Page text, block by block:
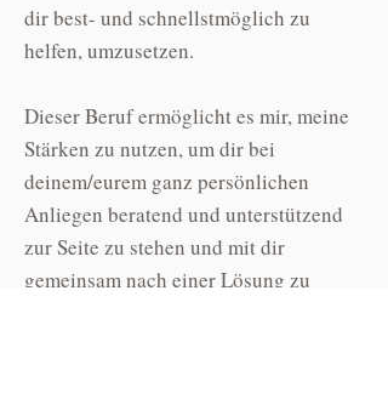
dir best- und schnellstmöglich zu
helfen, umzusetzen.
Dieser Beruf ermöglicht es mir, meine
Stärken zu nutzen, um dir bei
deinem/eurem ganz persönlichen
Anliegen beratend und unterstützend
zur Seite zu stehen und mit dir
gemeinsam nach einer Lösung zu